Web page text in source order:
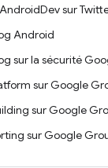
sur
Android
sur la sécurité
sur Google
sur Google
sur Google